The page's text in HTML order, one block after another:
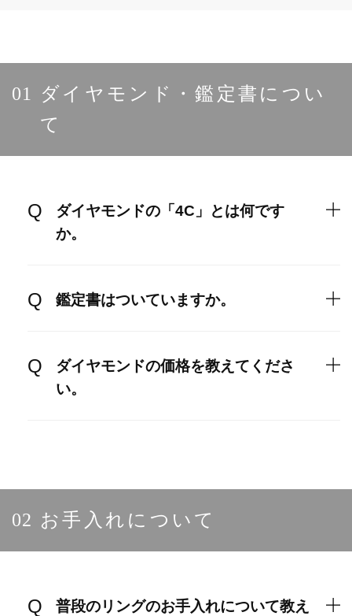
01 ダイヤモンド・鑑定書につい
て
ダイヤモンドの「4C」とは何です
か。
鑑定書はついていますか。
ダイヤモンドの価格を教えてくださ
い。
02 お手入れについて
普段のリングのお手入れについて教え